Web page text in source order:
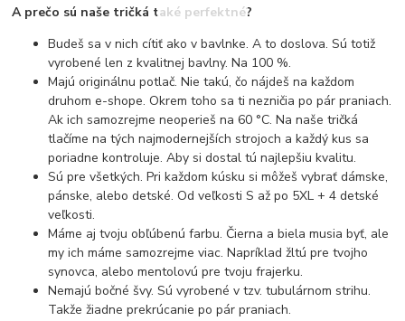
A prečo sú naše tričká také perfektné?
Budeš sa v nich cítiť ako v bavlnke. A to doslova. Sú totiž
vyrobené len z kvalitnej bavlny. Na 100 %.
Majú originálnu potlač. Nie takú, čo nájdeš na každom
druhom e-shope. Okrem toho sa ti nezničia po pár praniach.
Ak ich samozrejme neoperieš na 60 °C. Na naše tričká
tlačíme na tých najmodernejších strojoch a každý kus sa
poriadne kontroluje. Aby si dostal tú najlepšiu kvalitu.
Sú pre všetkých. Pri každom kúsku si môžeš vybrať dámske,
pánske, alebo detské. Od veľkosti S až po 5XL + 4 detské
veľkosti.
Máme aj tvoju obľúbenú farbu. Čierna a biela musia byť, ale
my ich máme samozrejme viac. Napríklad žltú pre tvojho
synovca, alebo mentolovú pre tvoju frajerku.
Nemajú bočné švy. Sú vyrobené v tzv. tubulárnom strihu.
Takže žiadne prekrúcanie po pár praniach.